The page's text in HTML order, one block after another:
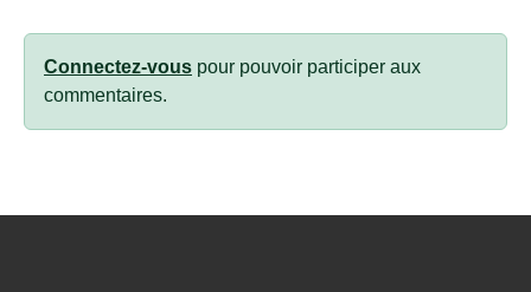
Connectez-vous pour pouvoir participer aux
commentaires.